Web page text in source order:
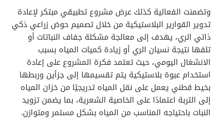
وتضمنت الفعالية كذلك عرض مشروع تطبيقي مبتكر لإعادة
تدوير القوارير البلاستيكية من خلال تصميم حوض زراعي ذكي
ذاتي الري، يهدف إلى معالجة مشكلة جفاف النباتات أو
تلفها نتيجة نسيان الري أو زيادة كميات المياه بسبب
الانشغال اليومي، حيث تعتمد فكرة المشروع على إعادة
استخدام عبوة بلاستيكية يتم تقسيمها إلى جزأين وربطها
بخيط قطني يعمل على نقل المياه تدريجيًا من خزان المياه
إلى التربة اعتمادًا على الخاصية الشعرية، بما يضمن تزويد
النبات باحتياجه المناسب من المياه بشكل مستمر ومتوازن.